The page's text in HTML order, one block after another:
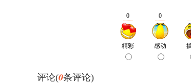
评论(0条评论)